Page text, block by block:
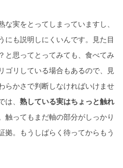
な実をとってしまっていますし、
にも説明しにくいんです。見た目
と思ってとってみても、食べてみ
ゴリしている場合もあるので、見
らかさで判断しなければいけませ
は、 熟している実はちょっと触れ
触ってもまだ軸の部分がしっかり
拠。もうしばらく待ってからもう